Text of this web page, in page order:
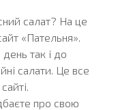
Виноградний Сік
Пластівці Віскі
Горох
Грейпфрут
салат? На це
«Пательня».
так і до
салати. Це все
про свою